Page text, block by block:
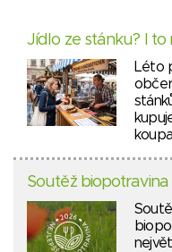
Jídlo ze stánku? I
Léto
Soutěž biopotravina